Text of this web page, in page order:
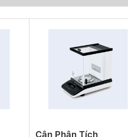
Cân Phân Tích